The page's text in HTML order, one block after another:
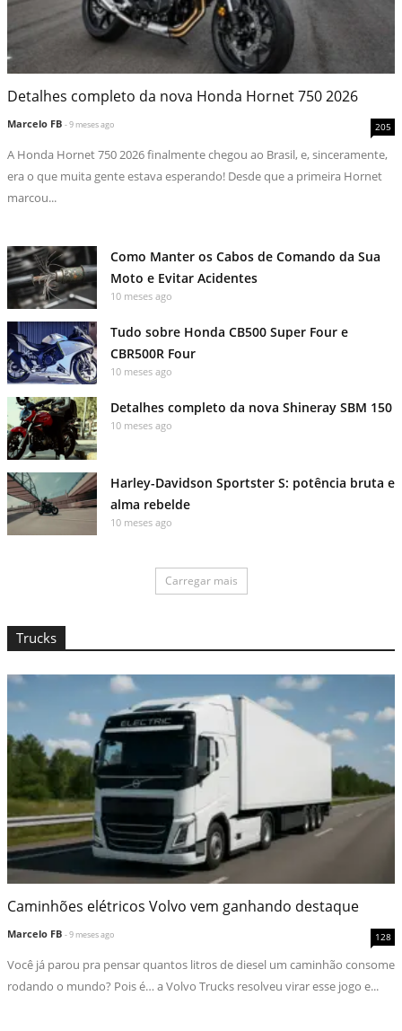
Detalhes completo da nova Honda Hornet 750 2026
Marcelo FB - 9 meses ago 205
A Honda Hornet 750 2026 finalmente chegou ao Brasil, e, sinceramente,
era o que muita gente estava esperando! Desde que a primeira Hornet
marcou...
Como Manter os Cabos de Comando da Sua
Moto e Evitar Acidentes
10 meses ago
Tudo sobre Honda CB500 Super Four e
CBR500R Four
10 meses ago
Detalhes completo da nova Shineray SBM 150
10 meses ago
Harley-Davidson Sportster S: potência bruta e
alma rebelde
10 meses ago
Carregar mais
Trucks
Caminhões elétricos Volvo vem ganhando destaque
Marcelo FB - 9 meses ago 128
Você já parou pra pensar quantos litros de diesel um caminhão consome
rodando o mundo? Pois é… a Volvo Trucks resolveu virar esse jogo e...